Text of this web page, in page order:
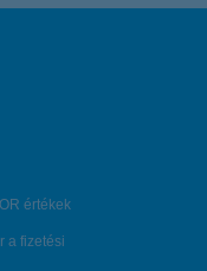
értékek
a fizetési